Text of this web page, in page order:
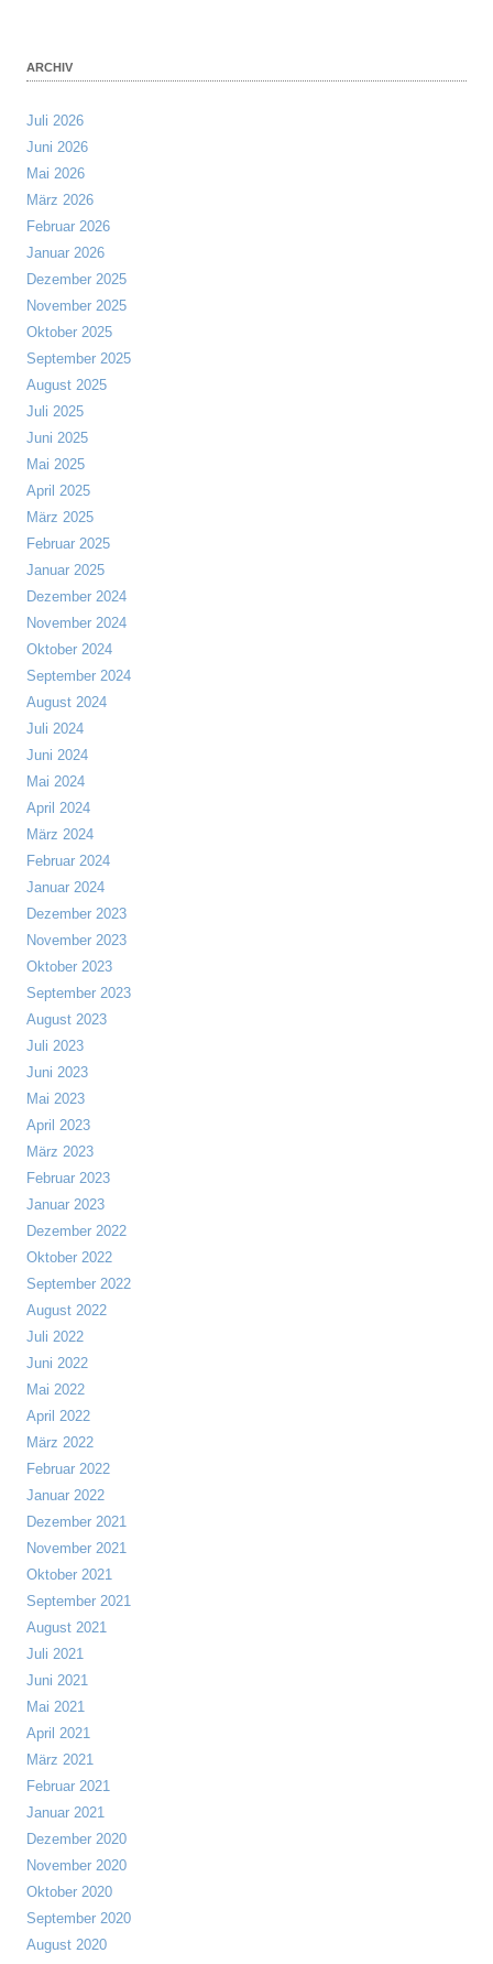
ARCHIV
Juli 2026
Juni 2026
Mai 2026
März 2026
Februar 2026
Januar 2026
Dezember 2025
November 2025
Oktober 2025
September 2025
August 2025
Juli 2025
Juni 2025
Mai 2025
April 2025
März 2025
Februar 2025
Januar 2025
Dezember 2024
November 2024
Oktober 2024
September 2024
August 2024
Juli 2024
Juni 2024
Mai 2024
April 2024
März 2024
Februar 2024
Januar 2024
Dezember 2023
November 2023
Oktober 2023
September 2023
August 2023
Juli 2023
Juni 2023
Mai 2023
April 2023
März 2023
Februar 2023
Januar 2023
Dezember 2022
Oktober 2022
September 2022
August 2022
Juli 2022
Juni 2022
Mai 2022
April 2022
März 2022
Februar 2022
Januar 2022
Dezember 2021
November 2021
Oktober 2021
September 2021
August 2021
Juli 2021
Juni 2021
Mai 2021
April 2021
März 2021
Februar 2021
Januar 2021
Dezember 2020
November 2020
Oktober 2020
September 2020
August 2020